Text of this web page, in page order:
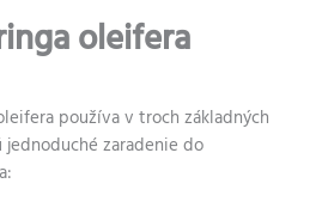
oleifera
používa v troch základných
zaradenie do